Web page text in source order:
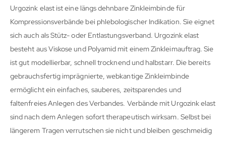
Urgozink elast ist eine längs dehnbare Zinkleimbinde für
Kompressionsverbände bei phlebologischer Indikation. Sie eignet
sich auch als Stütz- oder Entlastungsverband. Urgozink elast
besteht aus Viskose und Polyamid mit einem Zinkleimauftrag. Sie
ist gut modellierbar, schnell trocknend und halbstarr. Die bereits
gebrauchsfertig imprägnierte, webkantige Zinkleimbinde
ermöglicht ein einfaches, sauberes, zeitsparendes und
faltenfreies Anlegen des Verbandes. Verbände mit Urgozink elast
sind nach dem Anlegen sofort therapeutisch wirksam. Selbst bei
längerem Tragen verrutschen sie nicht und bleiben geschmeidig